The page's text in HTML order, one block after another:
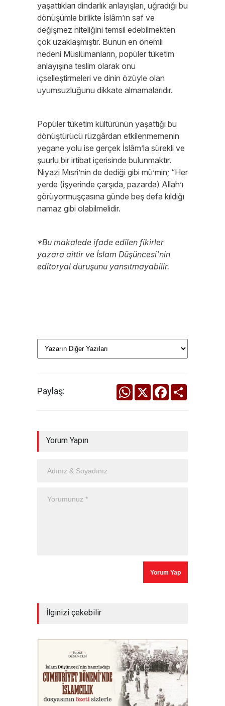
yaşattıkları dindarlık anlayışları, uğradığı bu
dönüşümle birlikte İslâm’ın saf ve
değişmez niteliğini temsil edebilmekten
çok uzaklaşmıştır. Bunun en önemli
nedeni Müslümanların, popüler tüketim
anlayışına teslim olarak onu
içselleştirmeleri ve dinin özüyle olan
uyumsuzluğunu dikkate almamalarıdır.
Popüler tüketim kültürünün yaşattığı bu
dönüştürücü rüzgârdan etkilenmemenin
yegane yolu ise gerçek İslâm’la sürekli ve
şuurlu bir irtibat içerisinde bulunmaktır.
Niyazi Mısri’nin de dediği gibi mü’min; “Her
yerde (işyerinde çarşıda, pazarda) Allah’ı
görüyormuşçasına günde beş defa kıldığı
namaz gibi olabilmelidir.
*Bu makalede ifade edilen fikirler
yazara aittir ve İslam Düşüncesi'nin
editoryal duruşunu yansıtmayabilir.
Paylaş: WhatsApp
X Facebook
Yorum Yapın
İlginizi çekebilir